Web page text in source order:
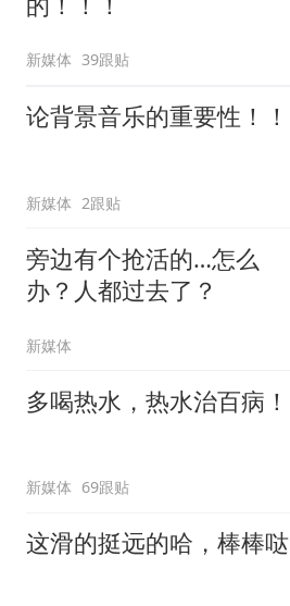
新媒体 39跟贴
论背景音乐的重要性！！
新媒体 2跟贴
旁边有个抢活的…怎么
办？人都过去了？
新媒体
多喝热水，热水治百病！
新媒体 69跟贴
这滑的挺远的哈，棒棒哒